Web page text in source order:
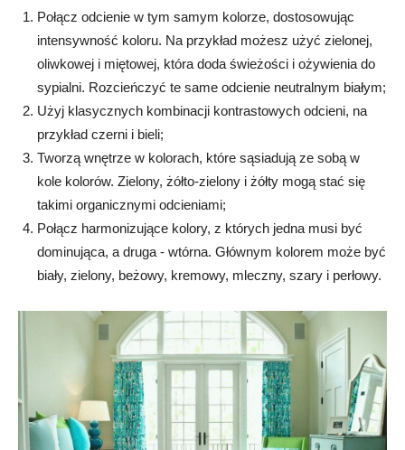
Połącz odcienie w tym samym kolorze, dostosowując
intensywność koloru. Na przykład możesz użyć zielonej,
oliwkowej i miętowej, która doda świeżości i ożywienia do
sypialni. Rozcieńczyć te same odcienie neutralnym białym;
Użyj klasycznych kombinacji kontrastowych odcieni, na
przykład czerni i bieli;
Tworzą wnętrze w kolorach, które sąsiadują ze sobą w
kole kolorów. Zielony, żółto-zielony i żółty mogą stać się
takimi organicznymi odcieniami;
Połącz harmonizujące kolory, z których jedna musi być
dominująca, a druga - wtórna. Głównym kolorem może być
biały, zielony, beżowy, kremowy, mleczny, szary i perłowy.